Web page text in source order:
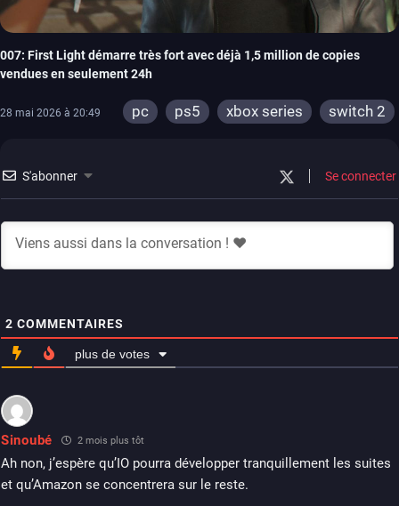
007: First Light démarre très fort avec déjà 1,5 million de copies
vendues en seulement 24h
28 mai 2026 à 20:49 pc ps5 xbox series switch 2
S'abonner Se connecter
2 COMMENTAIRES
plus de votes
Sinoubé 2 mois plus tôt
Ah non, j’espère qu’IO pourra développer tranquillement les suites
et qu’Amazon se concentrera sur le reste.